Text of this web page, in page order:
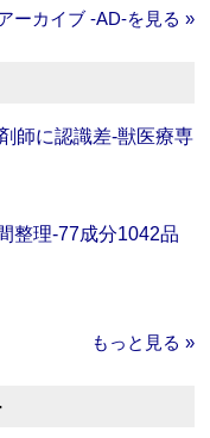
ーカイブ ‐AD‐を見る »
師に認識差‐獣医療専
整理‐77成分1042品
もっと見る »